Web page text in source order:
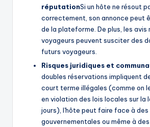
réputationSi un hôte ne résout
correctement, son annonce peut
de la plateforme. De plus, les
voyageurs peuvent susciter des
futurs voyageurs.
Risques juridiques et
doubles réservations impliquent
court terme illégales (comme on
en violation des lois locales sur la
jours), l'hôte peut faire face à des
gouvernementales ou même à